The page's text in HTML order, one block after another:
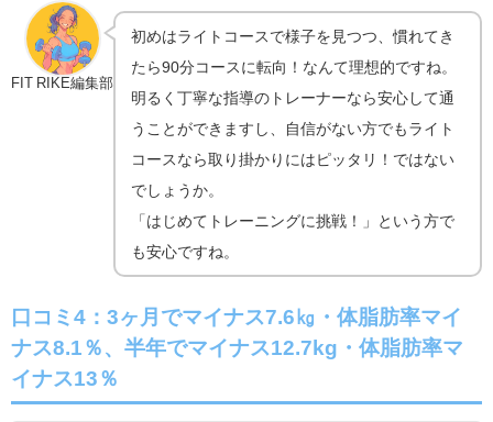
FIT RIKE編集部
初めはライトコースで様子を見つつ、慣れてき
たら90分コースに転向！なんて理想的ですね。
明るく丁寧な指導のトレーナーなら安心して通
うことができますし、自信がない方でもライト
コースなら取り掛かりにはピッタリ！ではない
でしょうか。
「はじめてトレーニングに挑戦！」という方で
も安心ですね。
口コミ4：3ヶ月でマイナス7.6㎏・体脂肪率マイ
ナス8.1％、半年でマイナス12.7kg・体脂肪率マ
イナス13％